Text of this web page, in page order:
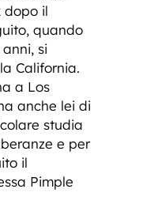
dopo il
quando
si
California.
a Los
anche lei di
studia
e per
il
Pimple